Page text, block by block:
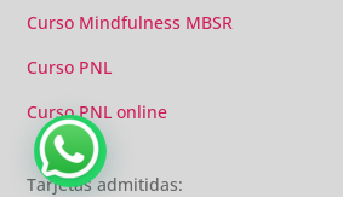
Curso Mindfulness MBSR
Curso PNL
Curso PNL online
Tarjetas admitidas: